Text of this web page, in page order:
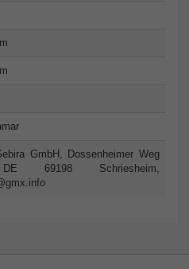
GmbH, Dossenheimer Weg
69198 Schriesheim,